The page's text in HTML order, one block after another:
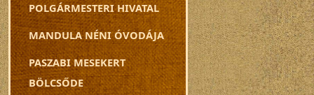
POLGÁRMESTERI HIVATAL
MANDULA NÉNI ÓVODÁJA
PASZABI MESEKERT
BÖLCSŐDE